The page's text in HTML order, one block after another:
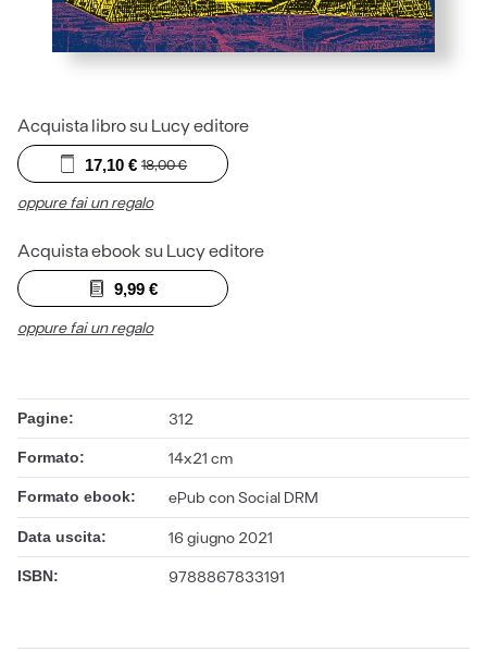
Acquista libro su Lucy editore
18,00€
17,10€
oppure fai un regalo
Acquista ebook su Lucy editore
9,99€
oppure fai un regalo
Pagine: 312
Formato: 14x21 cm
Formato ebook: ePub con Social DRM
Data uscita: 16 giugno 2021
ISBN: 9788867833191